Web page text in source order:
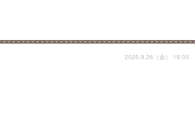
2025.9.26（金） 19:00